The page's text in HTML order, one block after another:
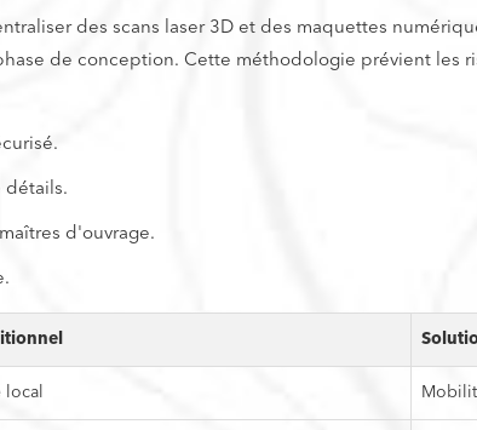
des scans laser 3D et des maquettes
de conception. Cette méthodologie prévient les
d'ouvrage.
local